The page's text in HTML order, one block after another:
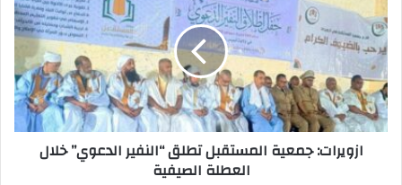
ازويرات: جمعية المستقبل تطلق “النفير الدعوي” خلال
العطلة الصيفية